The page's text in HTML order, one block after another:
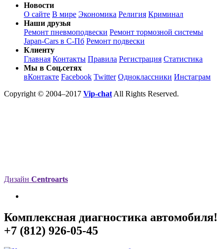
Новости
О сайте В мире Экономика Религия Криминал
Наши друзья
Ремонт пневмоподвески Ремонт тормозной системы
Japan-Cars в С-Пб Ремонт подвески
Клиенту
Главная Контакты Правила Регистрация Статистика
Мы в Соц.сетях
вКонтакте Facebook Twitter Одноклассники Инстаграм
Copyright © 2004–2017 Vip-chat All Rights Reserved.
Дизайн Centroarts
Комплексная диагностика автомобиля!
+7 (812) 926-05-45